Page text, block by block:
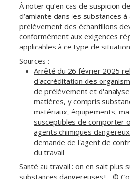
À noter qu’en cas de suspicion
d’amiante dans les substances à
prélèvement des échantillons
conformément aux exigences
applicables à ce type de
Sources :
Arrêté du 26 février 2025
d'accréditation des
de prélèvement et
matières, y compris
matériaux, équipements,
susceptibles de comporter
agents chimiques
demande de l'agent de
du travail
Santé au travail : on en sait plus
substances dangereuses ! - ©